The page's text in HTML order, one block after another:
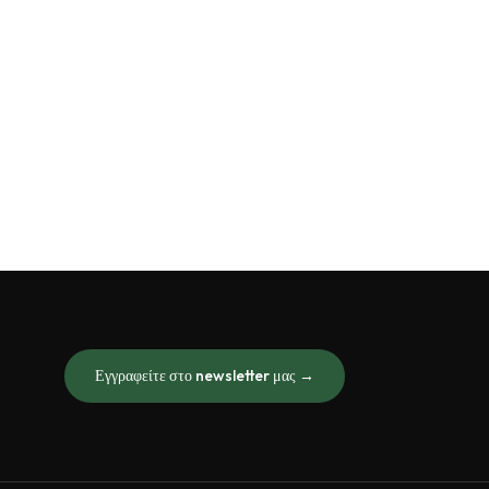
Εγγραφείτε στο newsletter μας →